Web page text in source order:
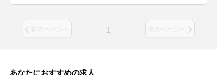
前のページへ 1 次のページへ
あなたにおすすめの求人